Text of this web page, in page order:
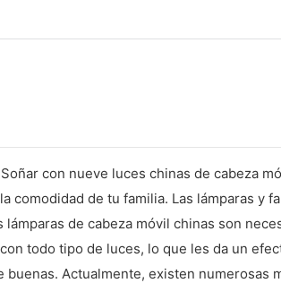
con nueve luces chinas de cabeza
comodidad de tu familia. Las lámparas
de cabeza móvil chinas son
todo tipo de luces, lo que les da un
Actualmente, existen numerosas